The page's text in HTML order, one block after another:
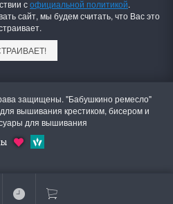
софициальной политикой.
сайт, мы будем считать, что Вас это
защищены. "Бабушкино ремесло"
вышивания крестиком, бисером и
для вышивания